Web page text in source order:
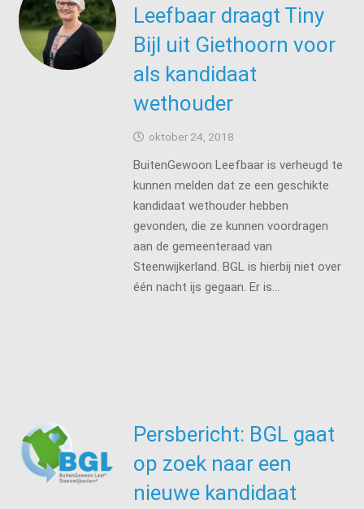
Leefbaar draagt Tiny
Bijl uit Giethoorn voor
als kandidaat
wethouder
oktober 24, 2018
BuitenGewoon Leefbaar is verheugd te
kunnen melden dat ze een geschikte
kandidaat wethouder hebben
gevonden, die ze kunnen voordragen
aan de gemeenteraad van
Steenwijkerland. BGL is hierbij niet over
één nacht ijs gegaan. Er is…
Persbericht: BGL gaat
op zoek naar een
nieuwe kandidaat